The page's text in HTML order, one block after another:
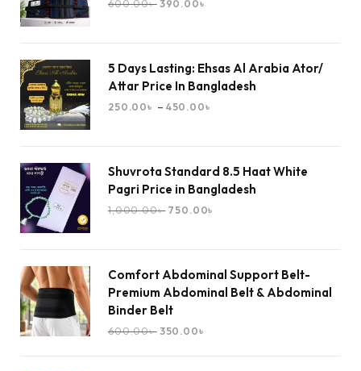
600.00৳ 390.00৳
5 Days Lasting: Ehsas Al Arabia Ator/
Attar Price In Bangladesh
250.00৳ – 450.00৳
Shuvrota Standard 8.5 Haat White
Pagri Price in Bangladesh
1,000.00৳ 750.00৳
Comfort Abdominal Support Belt-
Premium Abdominal Belt & Abdominal
Binder Belt
600.00৳ 350.00৳